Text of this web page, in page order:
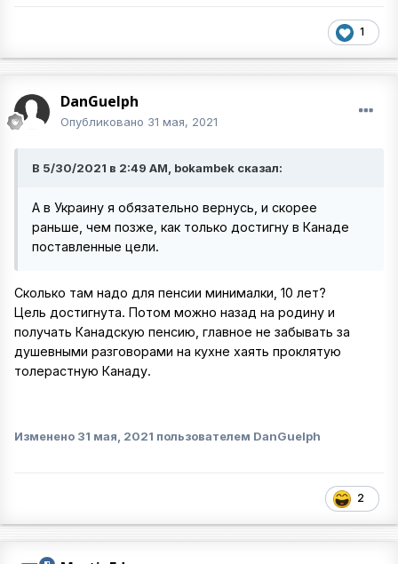
1
DanGuelph
Опубликовано 31 мая, 2021
В 5/30/2021 в 2:49 AM, bokambek сказал:
А в Украину я обязательно вернусь, и скорее
раньше, чем позже, как только достигну в Канаде
поставленные цели.
Сколько там надо для пенсии минималки, 10 лет?
Цель достигнута. Потом можно назад на родину и
получать Канадскую пенсию, главное не забывать за
душевными разговорами на кухне хаять проклятую
толерастную Канаду.
Изменено 31 мая, 2021 пользователем DanGuelph
2